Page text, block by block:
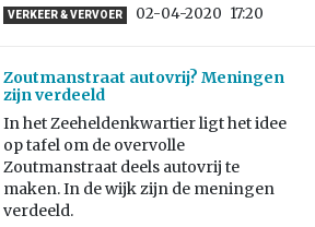
VERKEER & VERVOER 02-04-2020 17:20
Zoutmanstraat autovrij? Meningen
zijn verdeeld
In het Zeeheldenkwartier ligt het idee
op tafel om de overvolle
Zoutmanstraat deels autovrij te
maken. In de wijk zijn de meningen
verdeeld.